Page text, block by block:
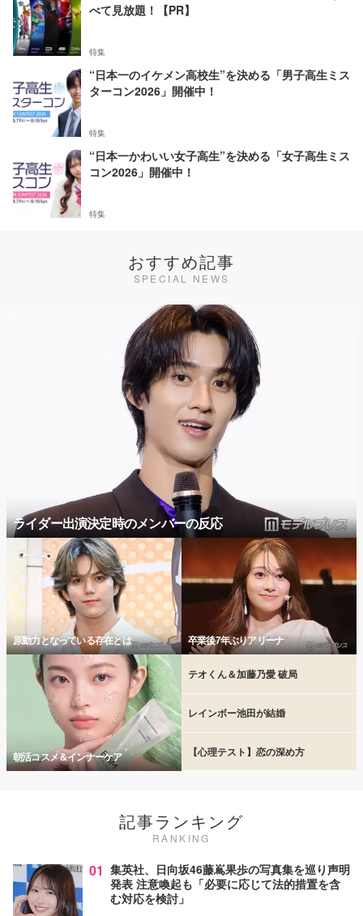
べて見放題！【PR】
特集
“日本一のイケメン高校生”を決める「男子高生ミス
ターコン2026」開催中！
特集
“日本一かわいい女子高生”を決める「女子高生ミス
コン2026」開催中！
特集
おすすめ記事
SPECIAL NEWS
ライダー出演決定時のメンバーの反応
原動力となっている存在とは 卒業後7年ぶりアリーナ
朝活コスメ＆インナーケア
テオくん＆加藤乃愛 破局
レインボー池田が結婚
【心理テスト】恋の深め方
記事ランキング
RANKING
01 集英社、日向坂46藤嶌果歩の写真集を巡り声明
発表 注意喚起も「必要に応じて法的措置を含
む対応を検討」